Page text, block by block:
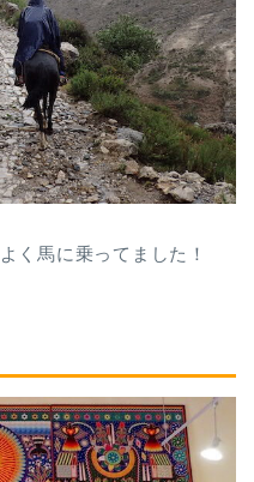
く馬に乗ってました！